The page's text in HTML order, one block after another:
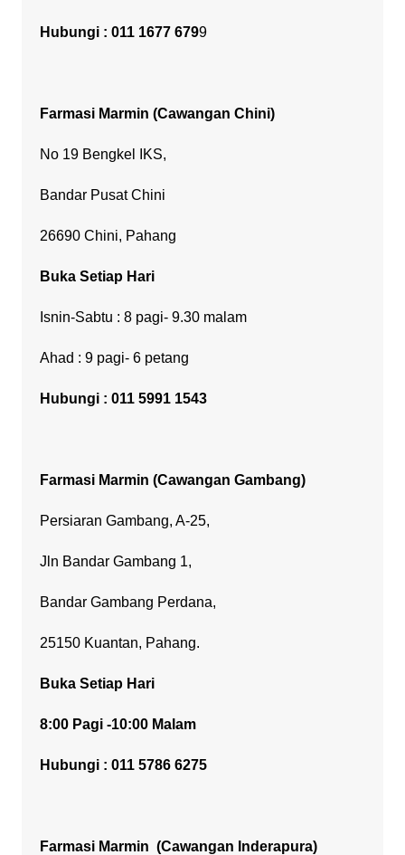
Hubungi : 011 1677 6799
Farmasi Marmin (Cawangan Chini)
No 19 Bengkel IKS,
Bandar Pusat Chini
26690 Chini, Pahang
Buka Setiap Hari
Isnin-Sabtu : 8 pagi- 9.30 malam
Ahad : 9 pagi- 6 petang
Hubungi : 011 5991 1543
Farmasi Marmin (Cawangan Gambang)
Persiaran Gambang, A-25,
Jln Bandar Gambang 1,
Bandar Gambang Perdana,
25150 Kuantan, Pahang.
Buka Setiap Hari
8:00 Pagi -10:00 Malam
Hubungi : 011 5786 6275
Farmasi Marmin (Cawangan Inderapura)